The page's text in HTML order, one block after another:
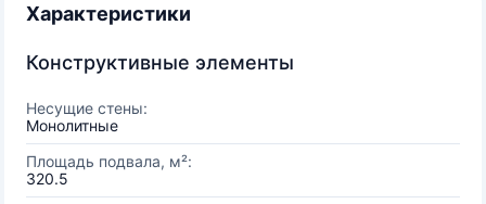
Характеристики
Конструктивные элементы
Несущие стены:
Монолитные
Площадь подвала, м²:
320.5